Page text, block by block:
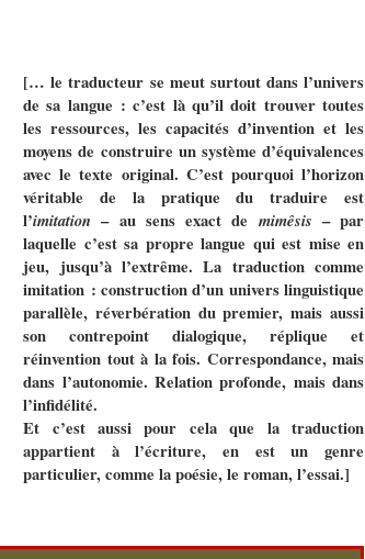
[… le traducteur se meut surtout dans l’univers
de sa langue : c’est là qu’il doit trouver toutes
les ressources, les capacités d’invention et les
moyens de construire un système d’équivalences
avec le texte original. C’est pourquoi l’horizon
véritable de la pratique du traduire est
l’imitation– au sens exact de mimêsis – par
laquelle c’est sa propre langue qui est mise en
jeu, jusqu’à l’extrême. La traduction comme
imitation : construction d’un univers linguistique
parallèle, réverbération du premier, mais aussi
son contrepoint dialogique, réplique et
réinvention tout à la fois. Correspondance, mais
dans l’autonomie. Relation profonde, mais dans
l’infidélité.
Et c’est aussi pour cela que la traduction
appartient à l’écriture, en est un genre
particulier, comme la poésie, le roman, l’essai.]